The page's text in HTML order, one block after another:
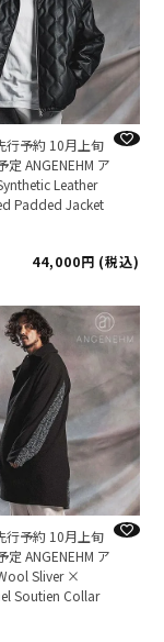
行予約 10月上旬
定 ANGENEHM ア
Leather
Padded Jacket
44,000 税込
行予約 10月上旬
定 ANGENEHM ア
Sliver ×
Soutien Collar